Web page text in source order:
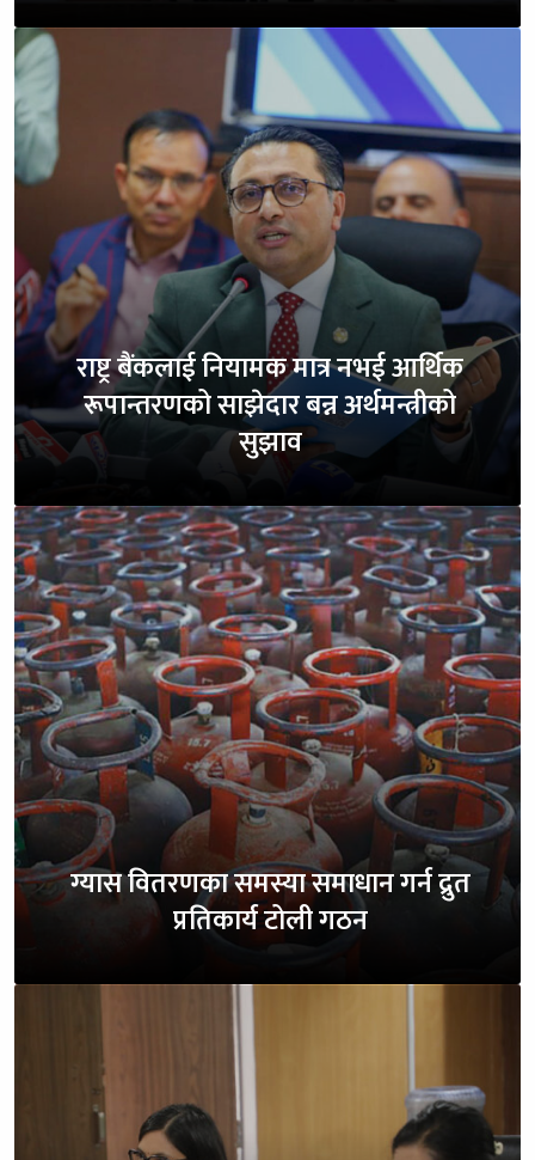
राष्ट्र बैंकलाई नियामक मात्र नभई आर्थिक
रूपान्तरणको साझेदार बन्न अर्थमन्त्रीको
सुझाव
ग्यास वितरणका समस्या समाधान गर्न द्रुत
प्रतिकार्य टोली गठन